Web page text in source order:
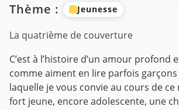
Thème : Jeunesse
La quatrième de couverture
C’est à l’histoire d’un amour profond
comme aiment en lire parfois garçons
laquelle je vous convie au cours de ce
fort jeune, encore adolescente, une